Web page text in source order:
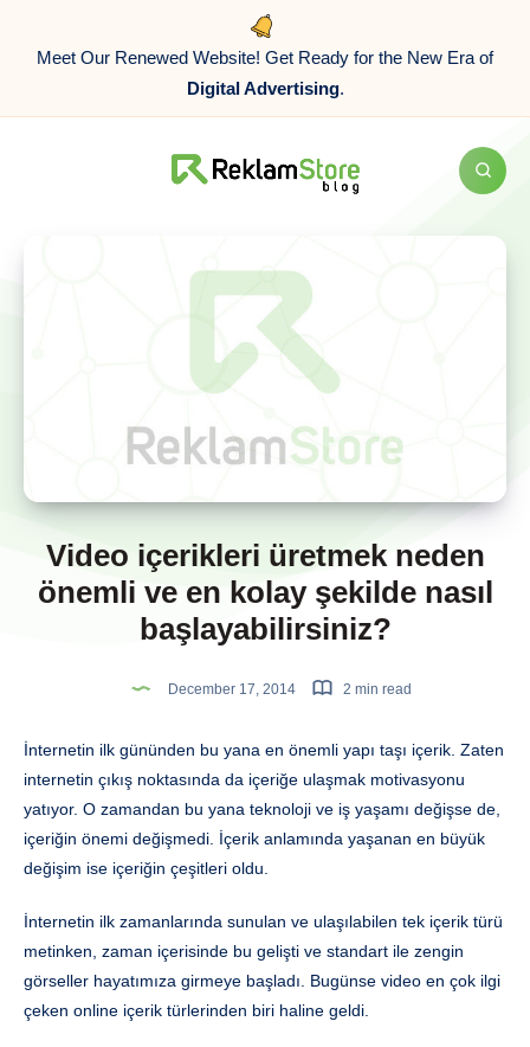
Meet Our Renewed Website! Get Ready for the New Era of
Digital Advertising.
Video içerikleri üretmek neden
önemli ve en kolay şekilde nasıl
başlayabilirsiniz?
December 17, 2014 2 min read
İnternetin ilk gününden bu yana en önemli yapı taşı içerik. Zaten
internetin çıkış noktasında da içeriğe ulaşmak motivasyonu
yatıyor. O zamandan bu yana teknoloji ve iş yaşamı değişse de,
içeriğin önemi değişmedi. İçerik anlamında yaşanan en büyük
değişim ise içeriğin çeşitleri oldu.
İnternetin ilk zamanlarında sunulan ve ulaşılabilen tek içerik türü
metinken, zaman içerisinde bu gelişti ve standart ile zengin
görseller hayatımıza girmeye başladı. Bugünse video en çok ilgi
çeken online içerik türlerinden biri haline geldi.